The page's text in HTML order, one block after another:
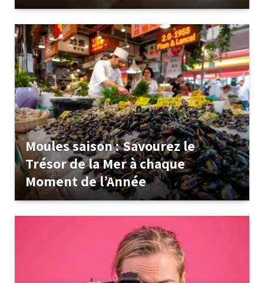
Moules saison : Savourez le
Trésor de la Mer à chaque
Moment de l’Année